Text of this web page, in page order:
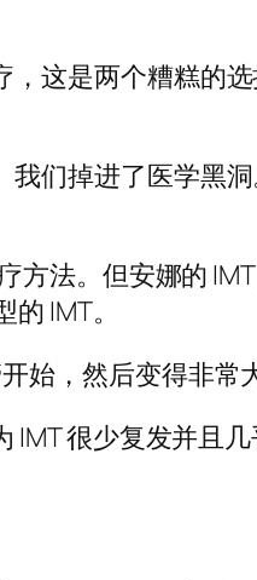
这是两个糟糕的
们掉进了医学黑
法。但安娜的
IMT。
，然后变得非常
很少复发并且